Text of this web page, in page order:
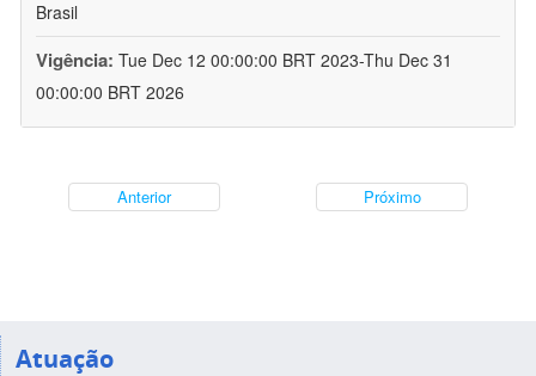
Brasil
Vigência: Tue Dec 12 00:00:00 BRT 2023-Thu Dec 31
00:00:00 BRT 2026
Anterior Próximo
Atuação